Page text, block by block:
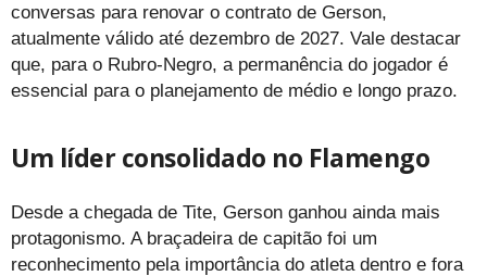
conversas para renovar o contrato de Gerson,
atualmente válido até dezembro de 2027. Vale destacar
que, para o Rubro-Negro, a permanência do jogador é
essencial para o planejamento de médio e longo prazo.
Um líder consolidado no Flamengo
Desde a chegada de Tite, Gerson ganhou ainda mais
protagonismo. A braçadeira de capitão foi um
reconhecimento pela importância do atleta dentro e fora